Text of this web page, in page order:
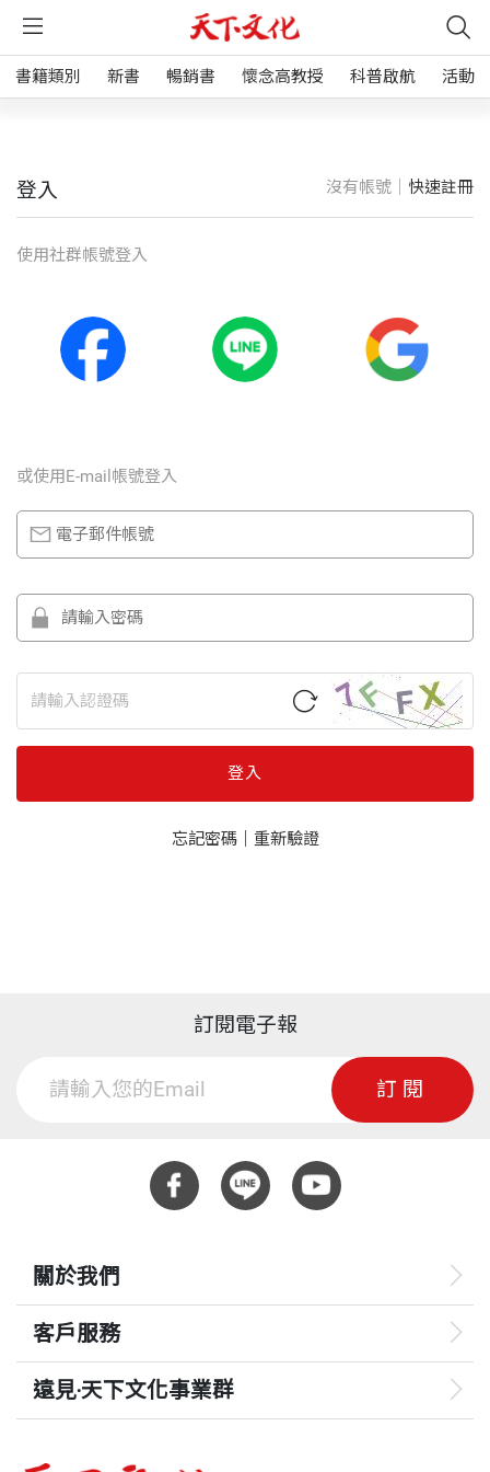
書籍類別 新書 暢銷書 懷念高教授 科普啟航 活動
登入 沒有帳號｜ 快速註冊
使⽤社群帳號登入
或使⽤E-mail帳號登入
登入
忘記密碼｜ 重新驗證
訂閱電子報
訂閱
關於我們
客戶服務
遠見‧天下文化事業群